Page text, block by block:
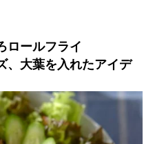
ロールフライ
、大葉を入れたアイデ